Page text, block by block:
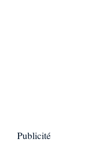
Publicité